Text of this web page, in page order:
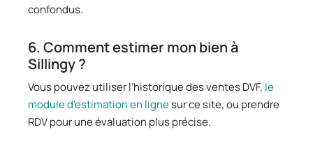
confondus.
6. Comment estimer mon bien à
Sillingy ?
Vous pouvez utiliser l’historique des ventes DVF, le
module d’estimation en lignesur ce site, ou prendre
RDV pour une évaluation plus précise.